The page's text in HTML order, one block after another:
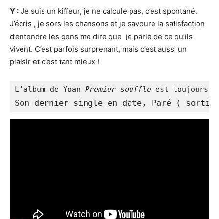
Y : Je suis un kiffeur, je ne calcule pas, c’est spontané.
J’écris , je sors les chansons et je savoure la satisfaction
d’entendre les gens me dire que je parle de ce qu’ils
vivent. C’est parfois surprenant, mais c’est aussi un
plaisir et c’est tant mieux !
L’album de Yoan Premier souffle est toujours
Son dernier single en date, Paré ( sorti